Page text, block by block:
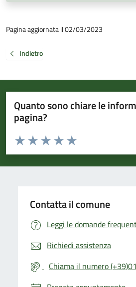
Pagina aggiornata il 02/03/2023
Indietro
Quanto sono chiare le
pagina?
Valuta da 1 a 5 stelle la pagina
Valuta 5 stelle su 5
Valuta 4 stelle su 5
Valuta 3 stelle su 5
Valuta 2 stelle su 5
Valuta 1 stelle su 5
Contatta il comune
Leggi le domande
Richiedi assistenza
Chiama il numero